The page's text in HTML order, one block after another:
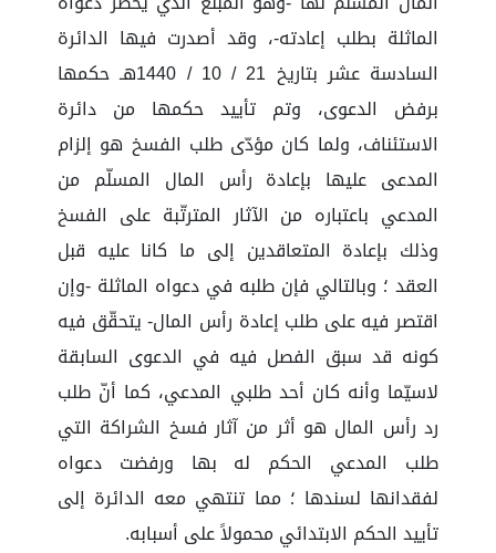
الماثلة بطلب إعادته-، وقد أصدرت فيها الدائرة
السادسة عشر بتاريخ 21 / 10 / 1440هـ حكمها
برفض الدعوى، وتم تأييد حكمها من دائرة
الاستئناف، ولما كان مؤدّى طلب الفسخ هو إلزام
المدعى عليها بإعادة رأس المال المسلّم من
المدعي باعتباره من الآثار المترتّبة على الفسخ
وذلك بإعادة المتعاقدين إلى ما كانا عليه قبل
العقد ؛ وبالتالي فإن طلبه في دعواه الماثلة -وإن
اقتصر فيه على طلب إعادة رأس المال- يتحقّق فيه
كونه قد سبق الفصل فيه في الدعوى السابقة
لاسيّما وأنه كان أحد طلبي المدعي، كما أنّ طلب
رد رأس المال هو أثر من آثار فسخ الشراكة التي
طلب المدعي الحكم له بها ورفضت دعواه
لفقدانها لسندها ؛ مما تنتهي معه الدائرة إلى
تأييد الحكم الابتدائي محمولاً على أسبابه.